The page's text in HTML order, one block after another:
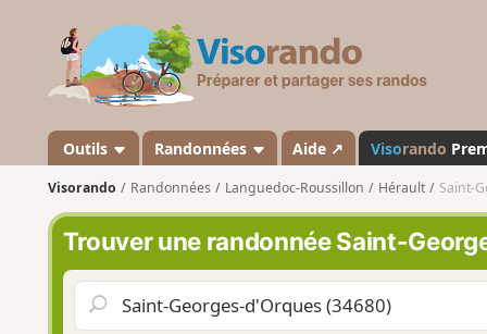
s
a
n
d
o
Outils Randonnées Aide ↗ Visorando
Visorando Randonnées Languedoc-Roussillon Hérault Saint-
Trouver une randonnée Saint-